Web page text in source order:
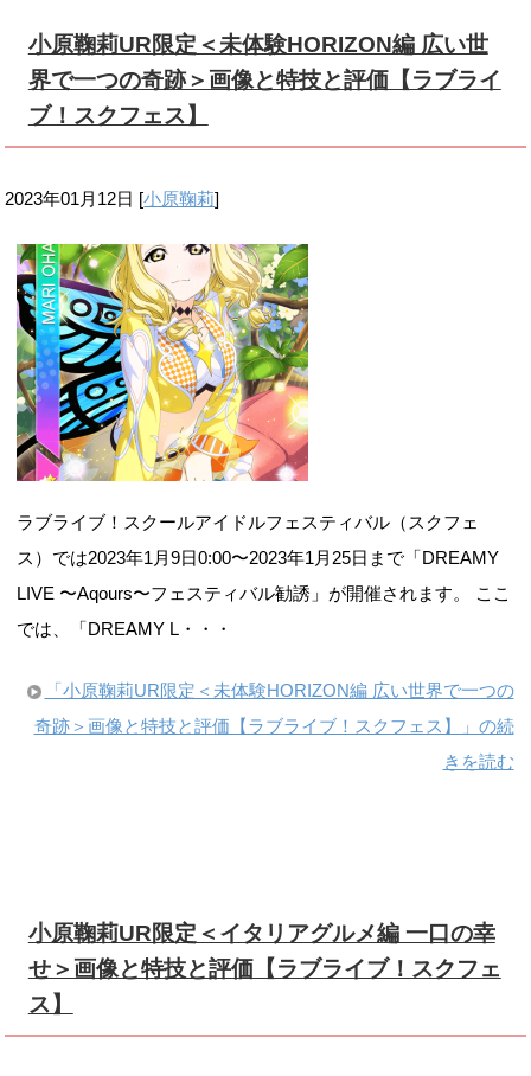
小原鞠莉UR限定＜未体験HORIZON編 広い世
界で一つの奇跡＞画像と特技と評価【ラブライ
ブ！スクフェス】
2023年01月12日 [小原鞠莉]
ラブライブ！スクールアイドルフェスティバル（スクフェ
ス）では2023年1月9日0:00〜2023年1月25日まで「DREAMY
LIVE 〜Aqours〜フェスティバル勧誘」が開催されます。 ここ
では、「DREAMY L・・・
「小原鞠莉UR限定＜未体験HORIZON編 広い世界で一つの
奇跡＞画像と特技と評価【ラブライブ！スクフェス】」の続
きを読む
小原鞠莉UR限定＜イタリアグルメ編 一口の幸
せ＞画像と特技と評価【ラブライブ！スクフェ
ス】